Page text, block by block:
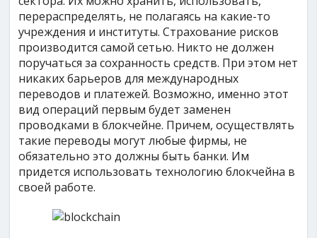
перераспределять, не полагаясь на какие-то
учреждения и институты. Страхование рисков
производится самой сетью. Никто не должен
поручаться за сохранность средств. При этом нет
никаких барьеров для международных
переводов и платежей. Возможно, именно этот
вид операций первым будет заменен
проводками в блокчейне. Причем, осуществлять
такие переводы могут любые фирмы, не
обязательно это должны быть банки. Им
придется использовать технологию блокчейна в
своей работе.